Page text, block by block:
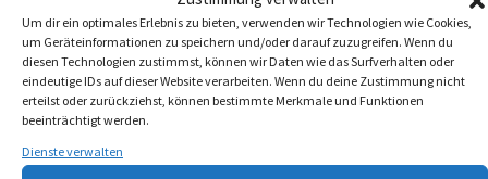
Um dir ein optimales Erlebnis zu bieten, verwenden wir Technologien wie Cookies,
um Geräteinformationen zu speichern und/oder darauf zuzugreifen. Wenn du
diesen Technologien zustimmst, können wir Daten wie das Surfverhalten oder
eindeutige IDs auf dieser Website verarbeiten. Wenn du deine Zustimmung nicht
erteilst oder zurückziehst, können bestimmte Merkmale und Funktionen
beeinträchtigt werden.
Dienste verwalten
Wildzählung aus der Luft